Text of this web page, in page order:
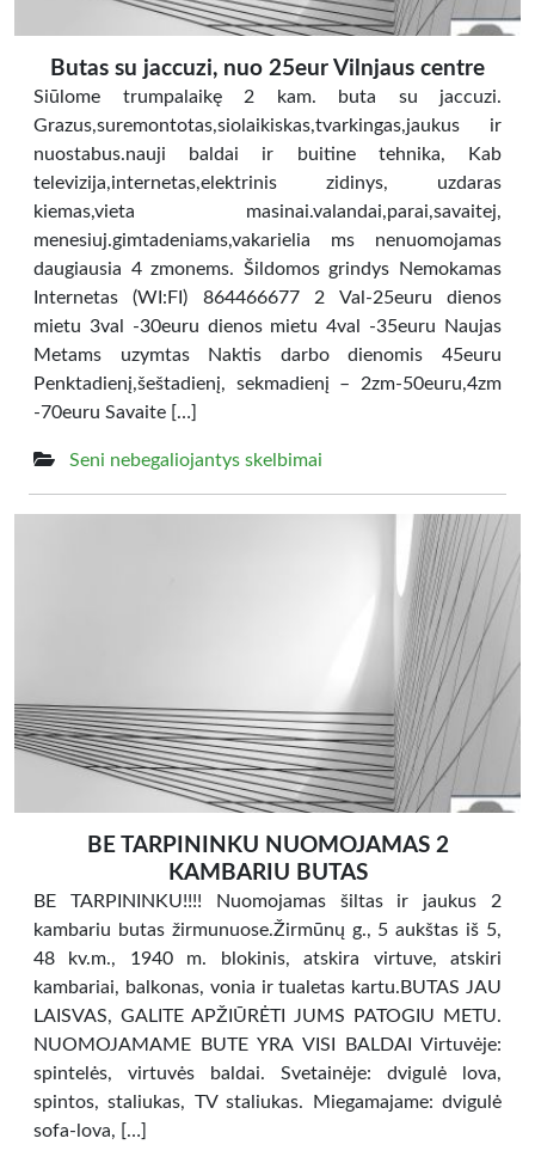
Butas su jaccuzi, nuo 25eur Vilnjaus centre
Siūlome trumpalaikę 2 kam. buta su jaccuzi.
Grazus,suremontotas,siolaikiskas,tvarkingas,jaukus ir
nuostabus.nauji baldai ir buitine tehnika, Kab
televizija,internetas,elektrinis zidinys, uzdaras
kiemas,vieta masinai.valandai,parai,savaitej,
menesiuj.gimtadeniams,vakarielia ms nenuomojamas
daugiausia 4 zmonems. Šildomos grindys Nemokamas
Internetas (WI:FI) 864466677 2 Val-25euru dienos
mietu 3val -30euru dienos mietu 4val -35euru Naujas
Metams uzymtas Naktis darbo dienomis 45euru
Penktadienį,šeštadienį, sekmadienį – 2zm-50euru,4zm
-70euru Savaite […]
Seni nebegaliojantys skelbimai
BE TARPININKU NUOMOJAMAS 2
KAMBARIU BUTAS
BE TARPININKU!!!! Nuomojamas šiltas ir jaukus 2
kambariu butas žirmunuose.Žirmūnų g., 5 aukštas iš 5,
48 kv.m., 1940 m. blokinis, atskira virtuve, atskiri
kambariai, balkonas, vonia ir tualetas kartu.BUTAS JAU
LAISVAS, GALITE APŽIŪRĖTI JUMS PATOGIU METU.
NUOMOJAMAME BUTE YRA VISI BALDAI Virtuvėje:
spintelės, virtuvės baldai. Svetainėje: dvigulė lova,
spintos, staliukas, TV staliukas. Miegamajame: dvigulė
sofa-lova, […]